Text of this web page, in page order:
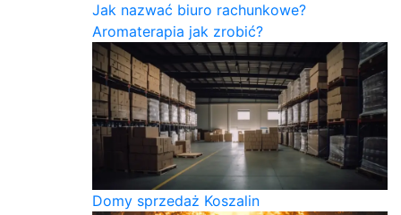
Jak nazwać biuro rachunkowe?
Aromaterapia jak zrobić?
Domy sprzedaż Koszalin